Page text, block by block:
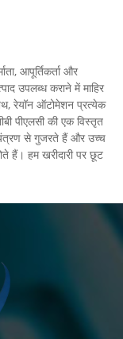
आपूर्तिकर्ता और
उपलब्ध कराने में माहिर
रेयॉन ऑटोमेशन प्रत्येक
पीएलसी की एक विस्तृत
से गुजरते हैं और उच्च
हैं। हम खरीदारी पर छूट